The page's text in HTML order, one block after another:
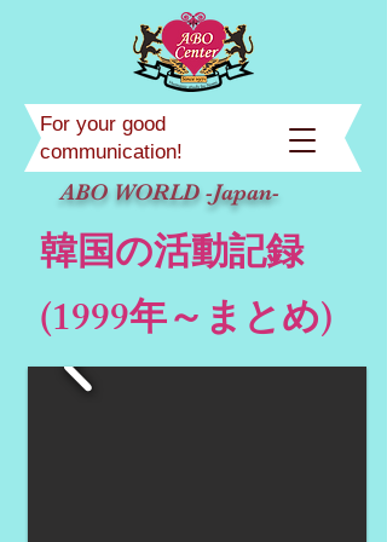
For your good
communication!
ABO WORLD -Japan-
韓国の活動記録
(1999年～まとめ)